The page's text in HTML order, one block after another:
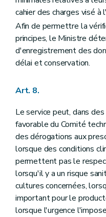
cahier des charges visé à
Afin de permettre la
principes, le Ministre
d'enregistrement des
délai et conservation.
Art. 8.
Le service peut, dans
favorable du Comité
des dérogations aux
lorsque des conditions
permettent pas le
lorsqu'il y a un risque
cultures concernées,
important pour le
lorsque l'urgence